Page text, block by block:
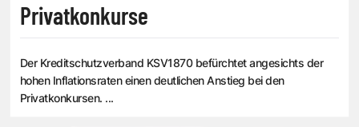
Privatkonkurse
Der Kreditschutzverband KSV1870 befürchtet angesichts der
hohen Inflationsraten einen deutlichen Anstieg bei den
Privatkonkursen. ...